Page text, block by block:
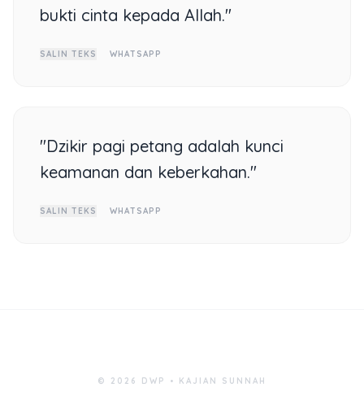
bukti cinta kepada Allah."
SALIN TEKS WHATSAPP
"Dzikir pagi petang adalah kunci
keamanan dan keberkahan."
SALIN TEKS WHATSAPP
© 2026 DWP • KAJIAN SUNNAH